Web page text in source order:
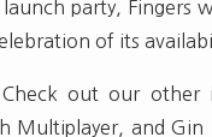
launch party,
of its
out our other
Multiplayer, and